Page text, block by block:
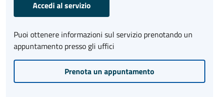
Accedi al servizio
Puoi ottenere informazioni sul servizio prenotando un
appuntamento presso gli uffici
Prenota un appuntamento